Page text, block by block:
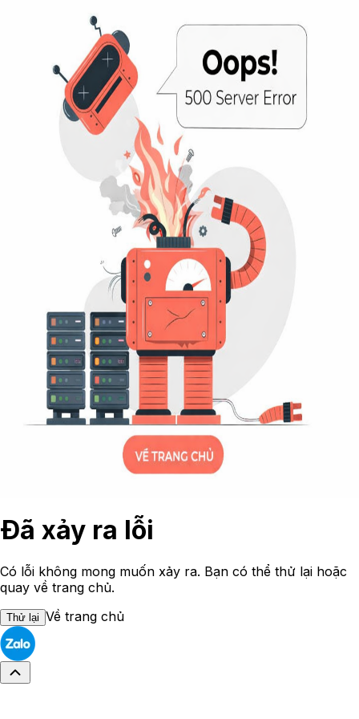
Đã xảy ra lỗi
Có lỗi không mong muốn xảy ra. Bạn có thể thử lại hoặc
quay về trang chủ.
Thử lại Về trang chủ